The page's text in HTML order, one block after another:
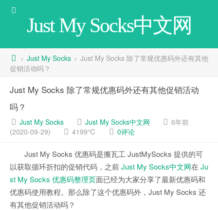
Just My Socks中文网
> Just My Socks > Just My Socks 除了常规优惠码外还有其他
促销活动吗？
Just My Socks 除了常规优惠码外还有其他促销活动
吗？
Just My Socks Just My Socks中文网
6年前
(2020-09-29)
4199℃ 0评论
Just My Socks 优惠码是搬瓦工 JustMySocks 提供的可
以获取循环折扣的促销代码，之前Just My Socks中文网在 Ju
st My Socks 优惠码整理页面已经为大家分享了最新优惠码和
优惠码使用教程。那么除了这个优惠码外，Just My Socks 还
有其他促销活动吗？